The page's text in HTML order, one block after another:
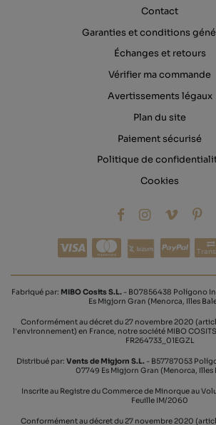
Contact
Garanties et conditions
Échanges et retours
Vérifier ma commande
Avertissements légaux
Plan du site
Paiement sécurisé
Politique de
Cookies
Fabriqué par: MIBO Cosits S.L.- B07856438 Polígono
Es Migjorn Gran (Menorca, Illes
Conformément au décret du 27 novembre 2020
l'environnement) en France, notre société MIBO
FR264733_01EGZL
Distribué par: Vents de Migjorn S.L.- B57787053
07749 Es Migjorn Gran (Menorca, Illes
Inscrite au Registre du Commerce de Minorque au
Feuille IM/2060
Conformément au décret du 27 novembre 2020